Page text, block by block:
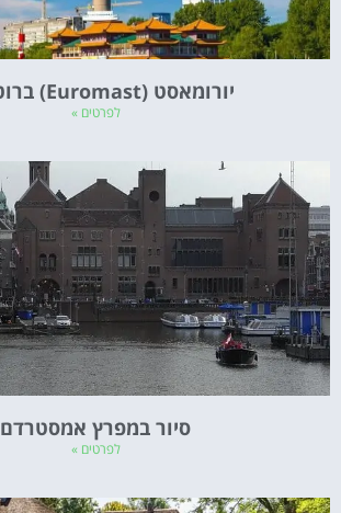
יורומאסט (Euromast) ברוטרדם
לפרטים »
סיור במפרץ אמסטרדם
לפרטים »